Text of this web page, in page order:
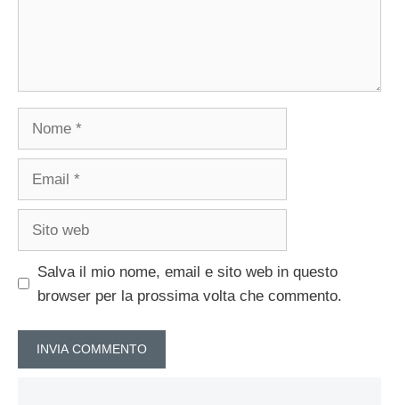
Nome
Email
Sito
Salva il mio nome, email e sito web in questo
browser per la prossima volta che commento.